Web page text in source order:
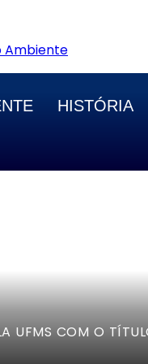
Ambiente
HISTÓRIA
UFMS COM O